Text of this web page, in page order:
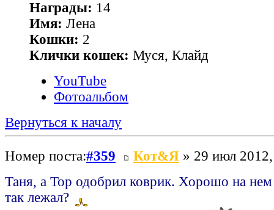
Награды: 14
Имя: Лена
Кошки: 2
Клички кошек: Муся, Клайд
YouTube
Фотоальбом
Вернуться к началу
Номер поста:#359 Кот&Я » 29 июл
Таня, а Тор одобрил коврик. Хорошо на нем
так лежал?